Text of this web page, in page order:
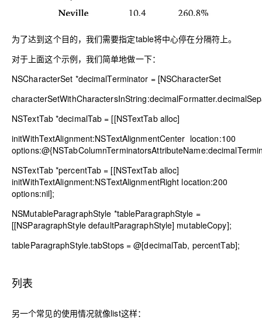
为了达到这个目的，我们需要指定table将中心停在分隔符上。
对于上面这个示例，我们简单地做一下：
NSCharacterSet *decimalTerminator = [NSCharacterSet
NSTextTab*decimalTab = [[NSTextTaballoc]
initWithTextAlignment:NSTextAlignmentCenter location:100
options:@{NSTabColumnTerminatorsAttributeName
NSTextTab*percentTab = [[NSTextTaballoc]
initWithTextAlignment:NSTextAlignmentRight location:200
options:nil];
NSMutableParagraphStyle *tableParagraphStyle =
[[NSParagraphStyledefaultParagraphStyle] mutableCopy];
tableParagraphStyle.tabStops = @[decimalTab, percentTab];
列表
另一个常见的使用情况就像list这样：